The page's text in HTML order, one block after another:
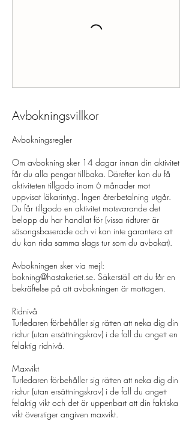
Avbokningsvillkor
Avbokningsregler
Om avbokning sker 14 dagar innan din aktivitet
får du alla pengar tillbaka. Därefter kan du få
aktiviteten tillgodo inom 6 månader mot
uppvisat läkarintyg. Ingen återbetalning utgår.
Du får tillgodo en aktivitet motsvarande det
belopp du har handlat för (vissa ridturer är
säsongsbaserade och vi kan inte garantera att
du kan rida samma slags tur som du avbokat). ​
Avbokningen sker via mejl:
bokning@hastakeriet.se. Säkerställ att du får en
bekräftelse på att avbokningen är mottagen.
Ridnivå
Turledaren förbehåller sig rätten att neka dig din
ridtur (utan ersättningskrav) i de fall du angett en
felaktig ridnivå.
​Maxvikt
Turledaren förbehåller sig rätten att neka dig din
ridtur (utan ersättningskrav) i de fall du angett
felaktig vikt och det är uppenbart att din faktiska
vikt överstiger angiven maxvikt.